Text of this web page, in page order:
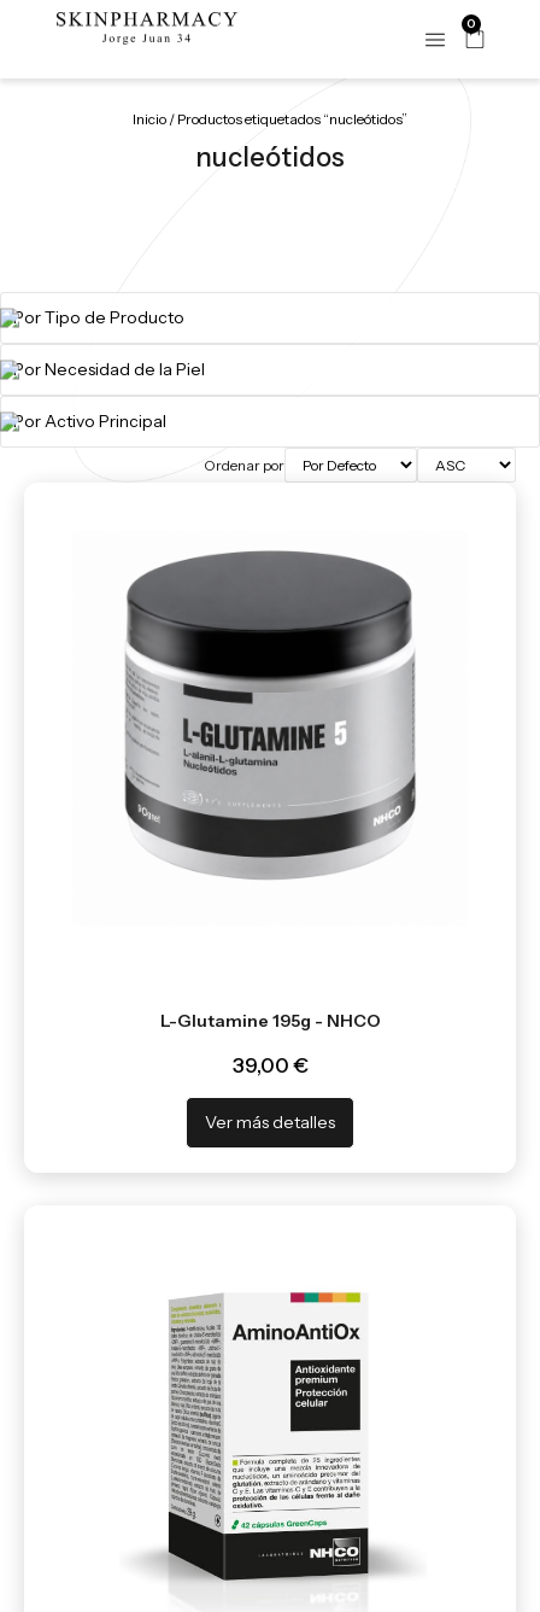
0
Inicio / Productos etiquetados “nucleótidos”
nucleótidos
Ordenar por
L-Glutamine 195g - NHCO
39,00 €
Ver más detalles